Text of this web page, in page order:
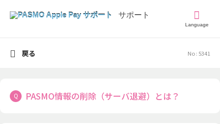
Language
No : 5341
PASMO情報の削除（サーバ退避）とは？
戻る